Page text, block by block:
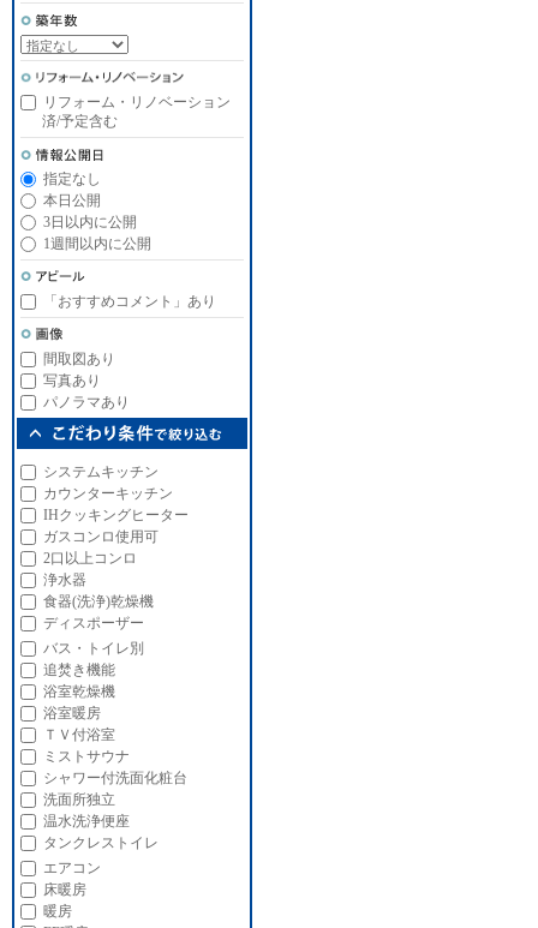
リフォーム・リノベーション
済/予定含む
指定なし
本日公開
3日以内に公開
1週間以内に公開
「おすすめコメント」あり
間取図あり
写真あり
パノラマあり
システムキッチン
カウンターキッチン
IHクッキングヒーター
ガスコンロ使用可
2口以上コンロ
浄水器
食器(洗浄)乾燥機
ディスポーザー
バス・トイレ別
追焚き機能
浴室乾燥機
浴室暖房
ＴＶ付浴室
ミストサウナ
シャワー付洗面化粧台
洗面所独立
温水洗浄便座
タンクレストイレ
エアコン
床暖房
暖房